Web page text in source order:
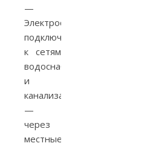
—
Электроснабжение,
подключение
к сетям
водоснабжения
и
канализации
—
через
местные